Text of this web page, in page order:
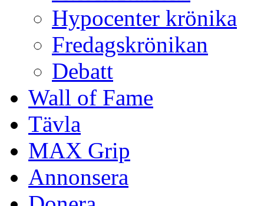
Hypocenter krönika
Fredagskrönikan
Debatt
Wall of Fame
Tävla
MAX Grip
Annonsera